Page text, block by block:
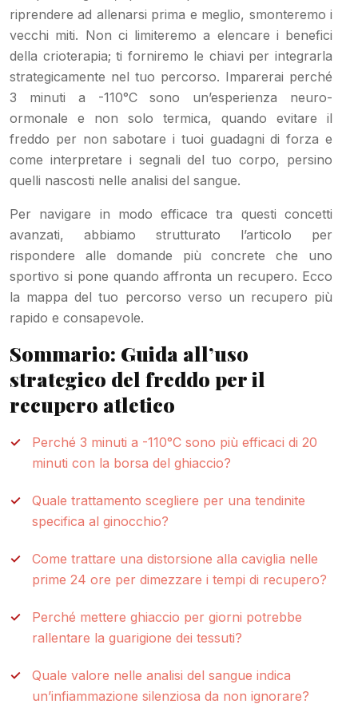
riprendere ad allenarsi prima e meglio, smonteremo i
vecchi miti. Non ci limiteremo a elencare i benefici
della crioterapia; ti forniremo le chiavi per integrarla
strategicamente nel tuo percorso. Imparerai perché
3 minuti a -110°C sono un’esperienza neuro-
ormonale e non solo termica, quando evitare il
freddo per non sabotare i tuoi guadagni di forza e
come interpretare i segnali del tuo corpo, persino
quelli nascosti nelle analisi del sangue.
Per navigare in modo efficace tra questi concetti
avanzati, abbiamo strutturato l’articolo per
rispondere alle domande più concrete che uno
sportivo si pone quando affronta un recupero. Ecco
la mappa del tuo percorso verso un recupero più
rapido e consapevole.
Sommario: Guida all’uso
strategico del freddo per il
recupero atletico
Perché 3 minuti a -110°C sono più efficaci di 20
minuti con la borsa del ghiaccio?
Quale trattamento scegliere per una tendinite
specifica al ginocchio?
Come trattare una distorsione alla caviglia nelle
prime 24 ore per dimezzare i tempi di recupero?
Perché mettere ghiaccio per giorni potrebbe
rallentare la guarigione dei tessuti?
Quale valore nelle analisi del sangue indica
un’infiammazione silenziosa da non ignorare?